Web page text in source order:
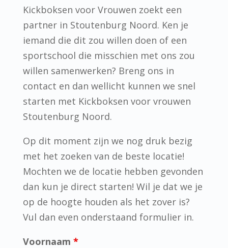
Kickboksen voor Vrouwen zoekt een
partner in Stoutenburg Noord. Ken je
iemand die dit zou willen doen of een
sportschool die misschien met ons zou
willen samenwerken? Breng ons in
contact en dan wellicht kunnen we snel
starten met Kickboksen voor vrouwen
Stoutenburg Noord.
Op dit moment zijn we nog druk bezig
met het zoeken van de beste locatie!
Mochten we de locatie hebben gevonden
dan kun je direct starten! Wil je dat we je
op de hoogte houden als het zover is?
Vul dan even onderstaand formulier in.
Voornaam *